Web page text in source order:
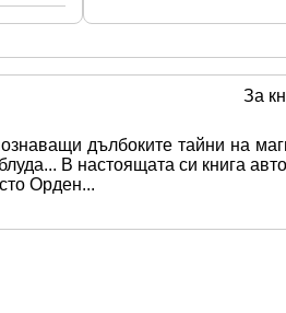
За
дълбоките тайни на
В настоящата си книга
Орден...